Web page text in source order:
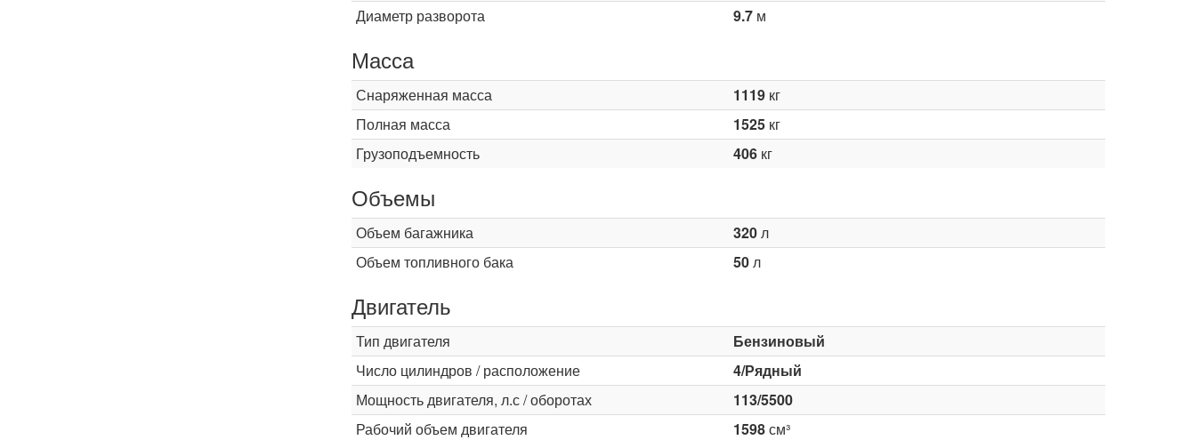
Диаметр разворота
9.7м
Масса
Снаряженная масса 1119кг
Полная масса
1525кг
Грузоподъемность
406кг
Объемы
Объем багажника 320л
Объем топливного бака
50л
Двигатель
Тип двигателя
Бензиновый
Число цилиндров / расположение
4/Рядный
Мощность двигателя, л.с / оборотах
113/5500
Рабочий объем двигателя
1598см³